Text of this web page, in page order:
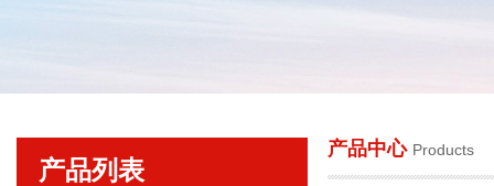
产品列表
产品中心 Products